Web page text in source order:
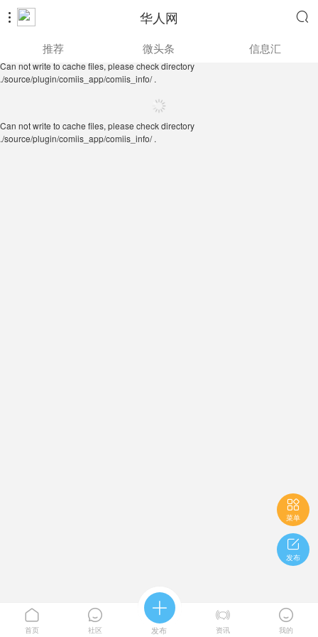
 华人网 
./source/plugin/comiis_app/comiis_info/ .
推荐 微头条 信息汇
Can not write to cache files, please check directory
./source/plugin/comiis_app/comiis_info/ .

菜单

发布

首页

社区

发布

资讯

我的
Can not write to cache files, please check directory
./source/plugin/comiis_app/comiis_info/ .